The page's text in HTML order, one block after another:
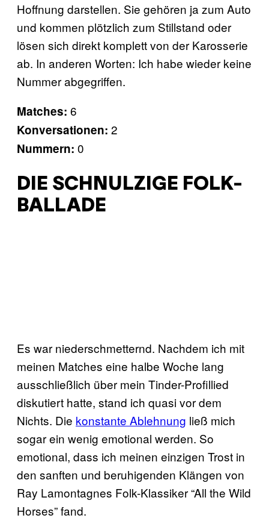
Hoffnung darstellen. Sie gehören ja zum Auto
und kommen plötzlich zum Stillstand oder
lösen sich direkt komplett von der Karosserie
ab. In anderen Worten: Ich habe wieder keine
Nummer abgegriffen.
Matches: 6
Konversationen: 2
Nummern: 0
DIE SCHNULZIGE FOLK-
BALLADE
Es war niederschmetternd. Nachdem ich mit
meinen Matches eine halbe Woche lang
ausschließlich über mein Tinder-Profillied
diskutiert hatte, stand ich quasi vor dem
Nichts. Die konstante Ablehnung ließ mich
sogar ein wenig emotional werden. So
emotional, dass ich meinen einzigen Trost in
den sanften und beruhigenden Klängen von
Ray Lamontagnes Folk-Klassiker “All the Wild
Horses” fand.